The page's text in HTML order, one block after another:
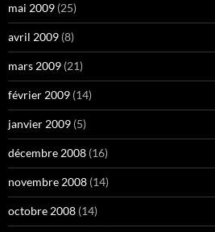
mai 2009 (25)
avril 2009 (8)
mars 2009 (21)
février 2009 (14)
janvier 2009 (5)
décembre 2008 (16)
novembre 2008 (14)
octobre 2008 (14)